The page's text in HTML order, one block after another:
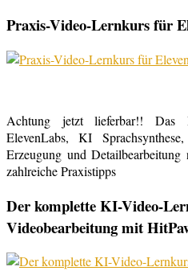
Praxis-Video-Lernkurs für
Achtung jetzt lieferbar!! Das
ElevenLabs, KI
Erzeugung und
zahlreiche Praxistipps
Der komplette KI-Video-
Videobearbeitung mit